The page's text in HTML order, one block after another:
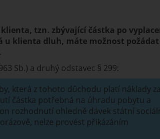
tzn. zbývající částka po
klienta dluh, máte možnost
Sb.) a druhý odstavec § 299:
která z tohoto důchodu platí náklady
částka potřebná na úhradu pobytu a
rozhodnutí ohledně dávek státní
nelze provést přikázáním